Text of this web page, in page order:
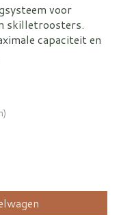
voor
skilletroosters.
capaciteit en